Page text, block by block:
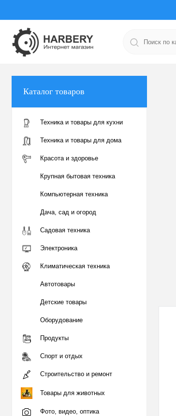
Каталог товаров
Техника и товары для кухни
Техника и товары для дома
Красота и здоровье
Крупная бытовая техника
Компьютерная техника
Дача, сад и огород
Садовая техника
Электроника
Климатическая техника
Автотовары
Детские товары
Оборудование
Продукты
Спорт и отдых
Строительство и ремонт
Товары для животных
Фото, видео, оптика